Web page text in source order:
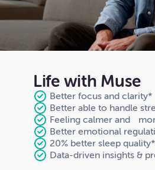
Life with Muse
Better focus and clarity*
Better able to handle
Feeling calmer and
Better emotional
20% better sleep
Data-driven insights &